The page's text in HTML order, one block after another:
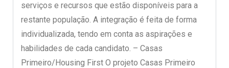
serviços e recursos que estão disponíveis para a
restante população. A integração é feita de forma
individualizada, tendo em conta as aspirações e
habilidades de cada candidato. – Casas
Primeiro/Housing First O projeto Casas Primeiro